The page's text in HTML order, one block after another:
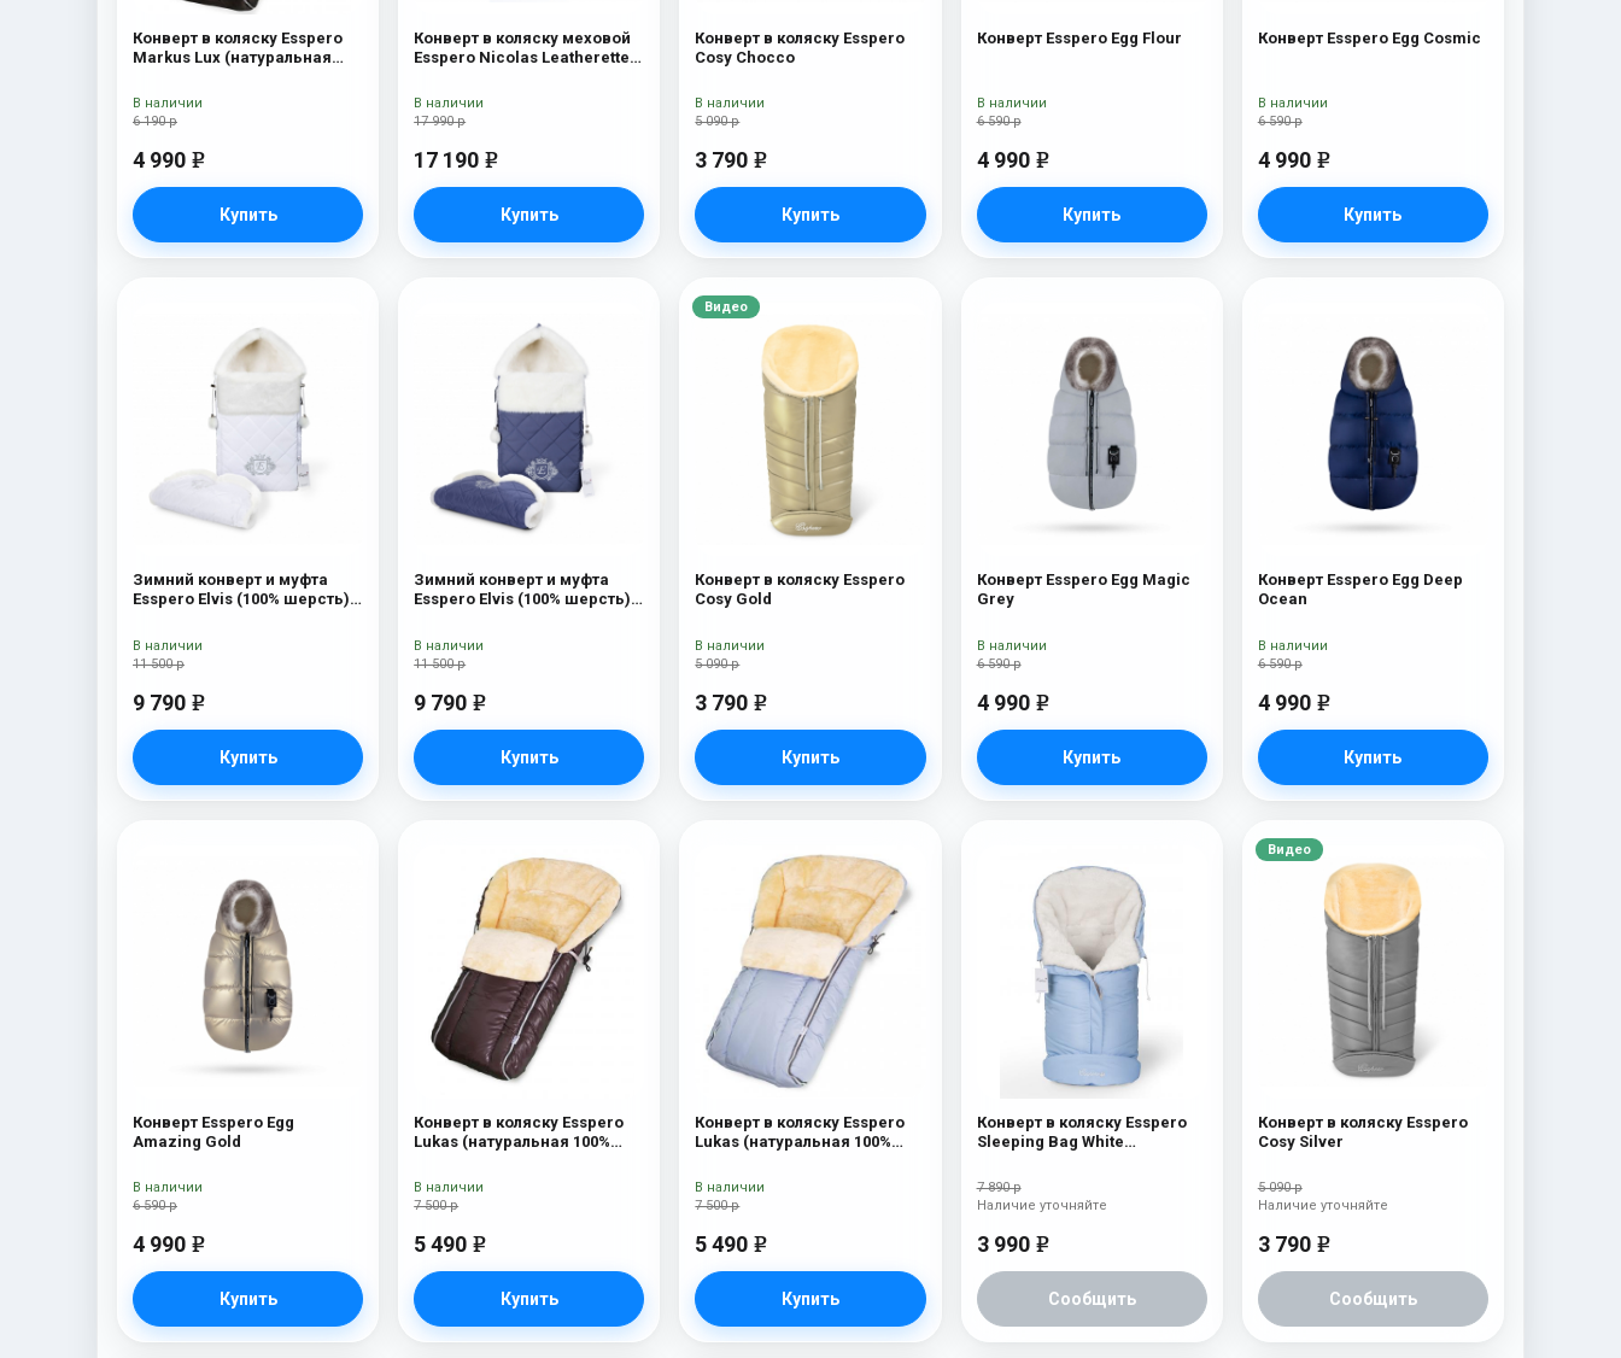
Конверт в коляску Esspero
Markus Lux (натуральная
6 190 р
4 990 e
Купить
В наличии
Конверт в коляску меховой
Esspero Nicolas Leatherette
17 990 р
17 190 e
Купить
В наличии
Конверт в коляску Esspero
Cosy Chocco
5 090 р
3 790 e
Купить
В наличии
Конверт Esspero Egg Flour
6 590 р
4 990 e
Купить
В наличии
Конверт Esspero Egg Cosmic
6 590 р
4 990 e
Купить
В наличии
Зимний конверт и муфта
Esspero Elvis (100% шерсть)
11 500 р
9 790 e
Купить
В наличии
Зимний конверт и муфта
Esspero Elvis (100% шерсть)
11 500 р
9 790 e
Купить
В наличии
Видео
Конверт в коляску Esspero
Cosy Gold
5 090 р
3 790 e
Купить
В наличии
Конверт Esspero Egg Magic
Grey
6 590 р
4 990 e
Купить
В наличии
Конверт Esspero Egg Deep
Ocean
6 590 р
4 990 e
Купить
В наличии
Конверт Esspero Egg
Amazing Gold
6 590 р
4 990 e
Купить
В наличии
Конверт в коляску Esspero
Lukas (натуральная 100%
7 500 р
5 490 e
Купить
В наличии
Конверт в коляску Esspero
Lukas (натуральная 100%
7 500 р
5 490 e
Купить
В наличии
Конверт в коляску Esspero
Sleeping Bag White
Blue Mountain
7 890 р
3 990 e
Сообщить
Наличие уточняйте
Видео
Конверт в коляску Esspero
Cosy Silver
5 090 р
3 790 e
Сообщить
Наличие уточняйте